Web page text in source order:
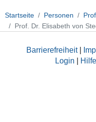
Startseite Personen
Prof. Dr. Elisabeth von
Barrierefreiheit|
Login
Hilfe